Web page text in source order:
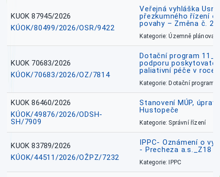
KUOK 87945/2026
KÚOK/80499/2026/OSR/9422
Veřejná vyhláška
přezkumného řízení
povahy – Změna č. 2
Kategorie: Územně
KUOK 70683/2026
KÚOK/70683/2026/OZ/7814
Dotační program
podporu
paliativní péče v roce
Kategorie: Dotační
KUOK 86460/2026
KÚOK/49876/2026/ODSH-
SH/7909
Stanovení MÚP,
Hustopeče
Kategorie: Správní řízení
KUOK 83789/2026
KÚOK/44511/2026/OŽPZ/7232
IPPC- Oznámení o
- Precheza a.s._Z18
Kategorie: IPPC